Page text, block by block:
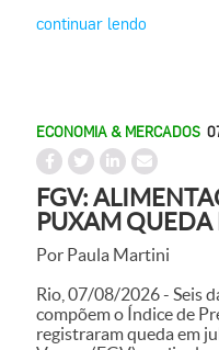
continuar lendo
ECONOMIA & MERCADOS
FGV:
PUXAM
Por Paula Martini
Rio, 07/08/2026 - Seis
compõem o Índice de
registraram queda em